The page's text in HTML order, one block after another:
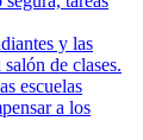
y las
de clases.
escuelas
a los